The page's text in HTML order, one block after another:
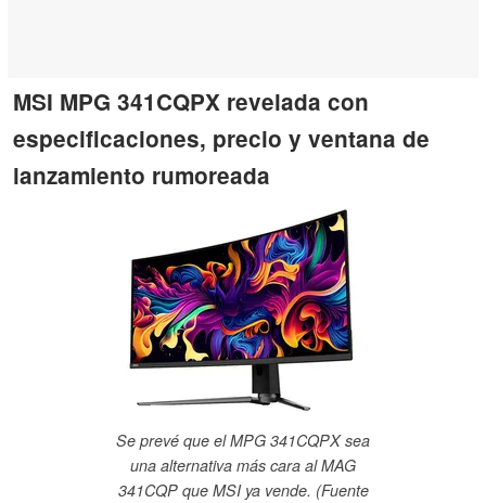
MSI MPG 341CQPX revelada con
especificaciones, precio y ventana de
lanzamiento rumoreada
Se prevé que el MPG 341CQPX sea
una alternativa más cara al MAG
341CQP que MSI ya vende. (Fuente